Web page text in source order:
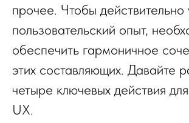
прочее. Чтобы действительно
пользовательский опыт,
обеспечить гармоничное
этих составляющих. Давайте
четыре ключевых действия
UX.